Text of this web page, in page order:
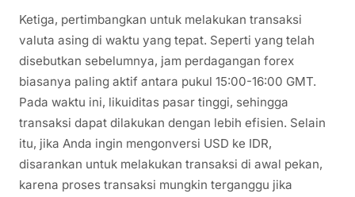
Ketiga, pertimbangkan untuk melakukan transaksi
valuta asing di waktu yang tepat. Seperti yang telah
disebutkan sebelumnya, jam perdagangan forex
biasanya paling aktif antara pukul 15:00-16:00 GMT.
Pada waktu ini, likuiditas pasar tinggi, sehingga
transaksi dapat dilakukan dengan lebih efisien. Selain
itu, jika Anda ingin mengonversi USD ke IDR,
disarankan untuk melakukan transaksi di awal pekan,
karena proses transaksi mungkin terganggu jika